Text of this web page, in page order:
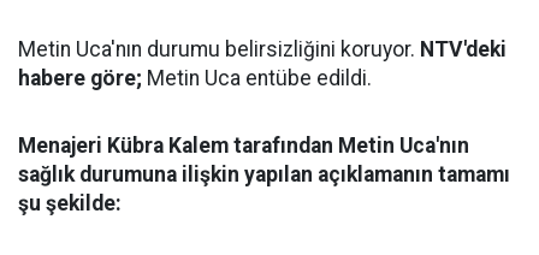
Metin Uca'nın durumu belirsizliğini koruyor. NTV'deki
habere göre; Metin Uca entübe edildi.
Menajeri Kübra Kalem tarafından Metin Uca'nın
sağlık durumuna ilişkin yapılan açıklamanın tamamı
şu şekilde: